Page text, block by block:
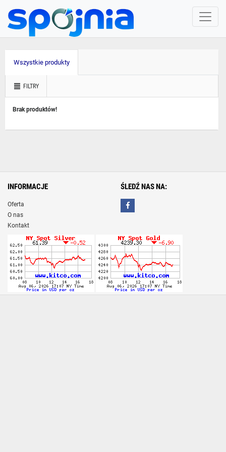
Wszystkie produkty
FILTRY
Brak produktów!
INFORMACJE
Oferta
O nas
Kontakt
ŚLEDŹ NAS NA: